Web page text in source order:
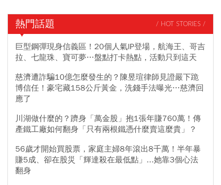
熱門話題 / HOT STORIES /
巨型鋼彈現身信義區！20個人氣IP登場，航海王、哥吉
拉、七龍珠、寶可夢…盤點打卡熱點，活動只到這天
慈濟遭詐騙10億怎麼發生的？陳昱瑄律師見證嚴下跪
博信任！豪宅藏158公斤黃金，洗錢手法曝光…慈濟回
應了
川湖做什麼的？躋身「萬金股」抱1張年賺760萬！傳
產鐵工廠如何翻身「只有兩根鐵憑什麼賣這麼貴」？
56歲才開始買股票，家庭主婦8年滾出8千萬！半年暴
賺5成、卻在股災「輝達殺在最低點」...她靠3個心法
翻身